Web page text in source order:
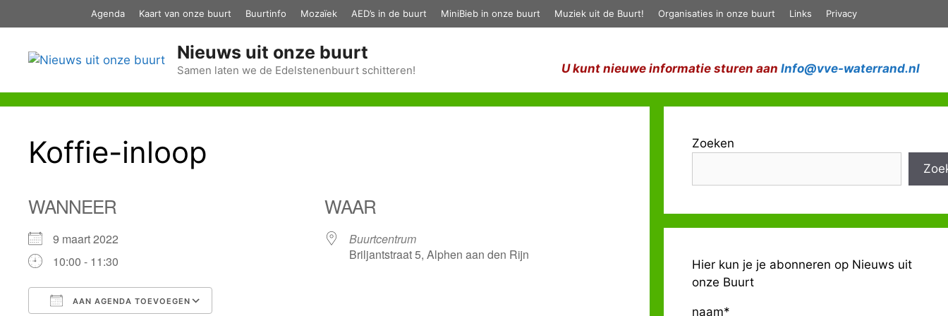
naar
inhoud
Agenda Kaart van onze buurt Buurtinfo Mozaïek AED’s in de buurt MiniBieb in onze buurt Muziek uit de Buurt! Organisaties in onze buurt Links Privacy
Nieuws uit onze buurt
Samen laten we de Edelstenenbuurt schitteren! U kunt nieuwe informatie sturen aan Info@vve-waterrand.nl
Koffie-inloop
WANNEER
9 maart 2022
10:00 - 11:30
AAN AGENDA TOEVOEGEN
WAAR
Buurtcentrum
Briljantstraat 5, Alphen aan den Rijn
Zoeken
Hier kun je je abonneren op Nieuws uit
onze Buurt
naam*